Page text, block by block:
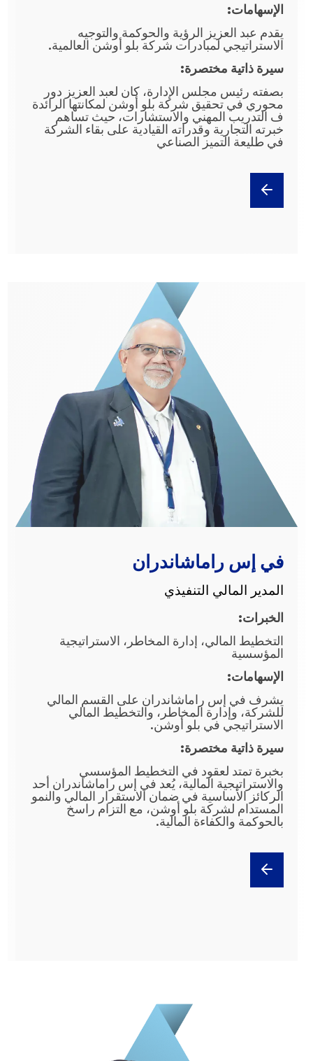
الإسهامات:
يقدم عبد العزيز الرؤية والحوكمة والتوجيه
الاستراتيجي لمبادرات شركة بلو أوشن العالمية.
سيرة ذاتية مختصرة:
بصفته رئيس مجلس الإدارة، كان لعبد العزيز دور
محوري في تحقيق شركة بلو أوشن لمكانتها الرائدة
ف التدريب المهني والاستشارات، حيث تساهم
خبرته التجارية وقدراته القيادية على بقاء الشركة
في طليعة التميز الصناعي
في إس راماشاندران
المدير المالي التنفيذي
الخبرات:
التخطيط المالي، إدارة المخاطر، الاستراتيجية
المؤسسية
الإسهامات:
يشرف في إس راماشاندران على القسم المالي
للشركة، وإدارة المخاطر، والتخطيط المالي
الاستراتيجي في بلو أوشن.
سيرة ذاتية مختصرة:
بخبرة تمتد لعقود في التخطيط المؤسسي
والاستراتيجية المالية، يُعد في إس راماشاندران أحد
الركائز الأساسية في ضمان الاستقرار المالي والنمو
المستدام لشركة بلو أوشن، مع التزام راسخ
بالحوكمة والكفاءة المالية.